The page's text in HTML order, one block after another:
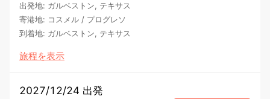
出発地: ガルベストン, テキサス
寄港地: コスメル / プログレソ
到着地: ガルベストン, テキサス
旅程を表示
2027/12/24 出発